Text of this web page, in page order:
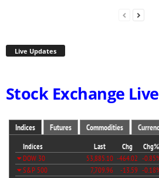
Live Updates
Stock Exchange Live